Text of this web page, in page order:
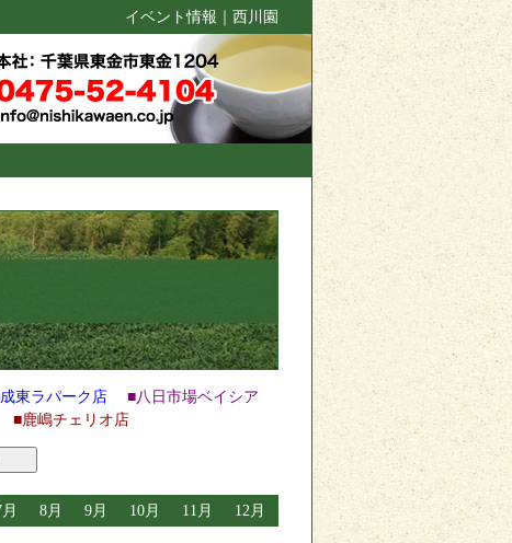
イベント情報｜西川園
東ラパーク店
■八日市場ベイシア
■鹿嶋チェリオ店
8月 9月 10月 11月 12月